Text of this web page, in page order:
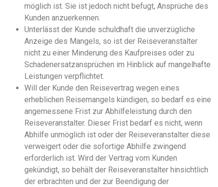
möglich ist. Sie ist jedoch nicht befugt, Ansprüche des
Kunden anzuerkennen.
Unterlässt der Kunde schuldhaft die unverzügliche
Anzeige des Mangels, so ist der Reiseveranstalter
nicht zu einer Minderung des Kaufpreises oder zu
Schadenersatzansprüchen im Hinblick auf mangelhafte
Leistungen verpflichtet.
Will der Kunde den Reisevertrag wegen eines
erheblichen Reisemangels kündigen, so bedarf es eine
angemessene Frist zur Abhilfeleistung durch den
Reiseveranstalter. Dieser Frist bedarf es nicht, wenn
Abhilfe unmöglich ist oder der Reiseveranstalter diese
verweigert oder die sofortige Abhilfe zwingend
erforderlich ist. Wird der Vertrag vom Kunden
gekündigt, so behält der Reiseveranstalter hinsichtlich
der erbrachten und der zur Beendigung der